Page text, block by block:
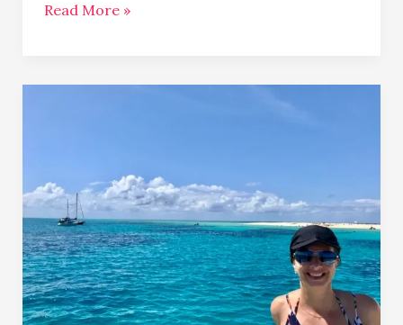
Read More »
e
Barreira
de
Corais
na
Australia